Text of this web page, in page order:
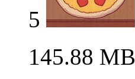
5
145.88 MB